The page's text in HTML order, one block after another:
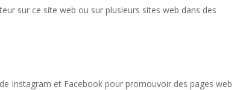
sur ce site web ou sur plusieurs sites web dans des
Instagram et Facebook pour promouvoir des pages web